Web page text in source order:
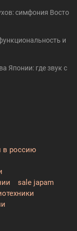
симфония Восто
и
Японии: где звук с
в россию
sale japam